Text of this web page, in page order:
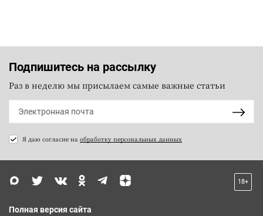
Подпишитесь на рассылку
Раз в неделю мы присылаем самые важные статьи
Я даю согласие на обработку персональных данных
18+
Полная версия сайта